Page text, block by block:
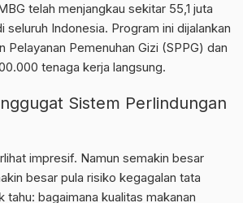
telah menjangkau sekitar 55,1 juta
seluruh Indonesia. Program ini dijalankan
Pelayanan Pemenuhan Gizi (SPPG) dan
tenaga kerja langsung.
Sistem Perlindungan
impresif. Namun semakin besar
besar pula risiko kegagalan tata
tahu: bagaimana kualitas makanan